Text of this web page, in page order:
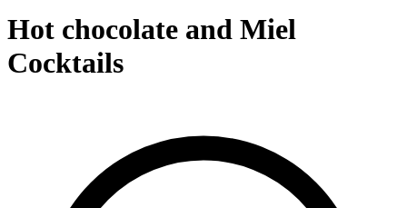
Hot chocolate and Miel
Cocktails